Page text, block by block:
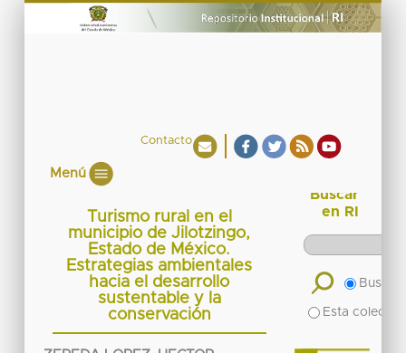
Contacto
Menú
Turismo rural en el
municipio de Jilotzingo,
Estado de México.
Estrategias ambientales
hacia el desarrollo
sustentable y la
conservación
Buscar
en RI
Buscar
Esta